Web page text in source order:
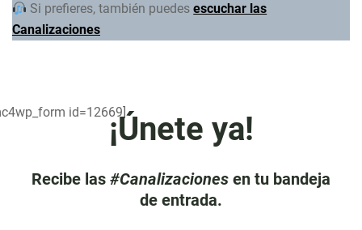
Si prefieres, también puedesescuchar las
Canalizaciones
id=12669]¡Únete ya!
Recibe las #Canalizaciones en tu bandeja
de entrada.